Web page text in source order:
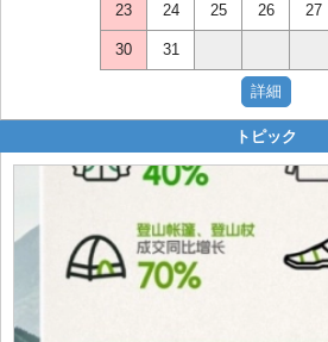
23 24 25 26 27
30 31
トピック